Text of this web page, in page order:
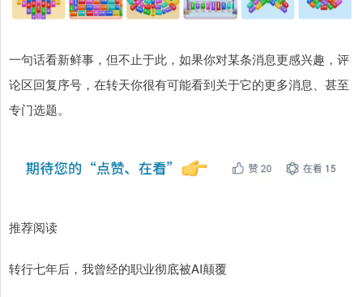
一句话看新鲜事，但不止于此，如果你对某条消息更感兴趣，评
论区回复序号，在转天你很有可能看到关于它的更多消息、甚至
专门选题。
推荐阅读
转行七年后，我曾经的职业彻底被AI颠覆